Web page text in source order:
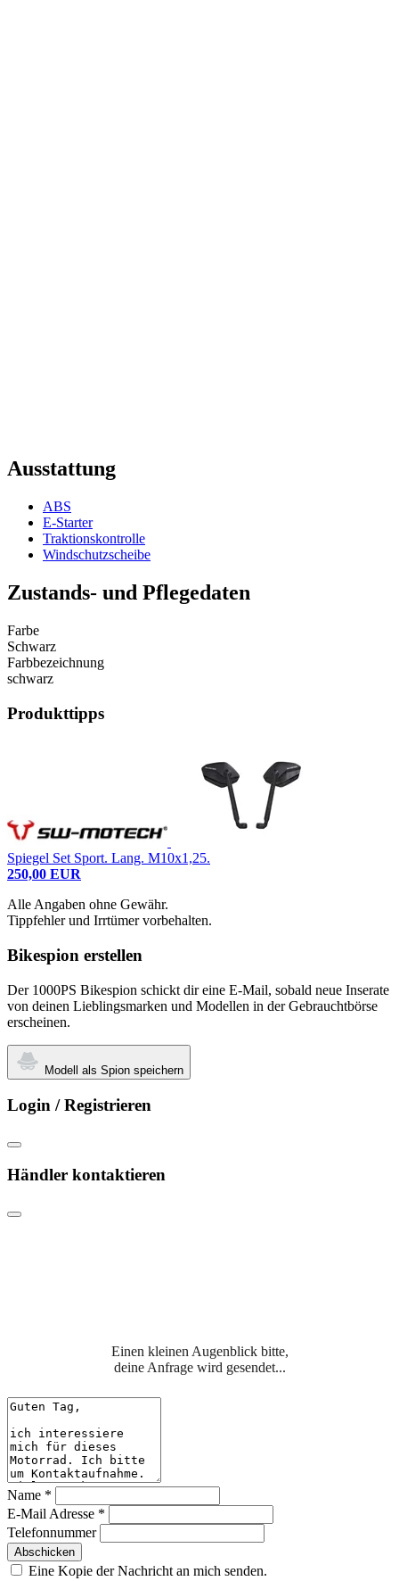
Ausstattung
ABS
E-Starter
Traktionskontrolle
Windschutzscheibe
Zustands- und Pflegedaten
Farbe
Schwarz
Farbbezeichnung
schwarz
Produkttipps
Spiegel Set Sport. Lang. M10x1,25.
250,00 EUR
Alle Angaben ohne Gewähr.
Tippfehler und Irrtümer vorbehalten.
Bikespion erstellen
Der 1000PS Bikespion schickt dir eine E-Mail, sobald neue Inserate
von deinen Lieblingsmarken und Modellen in der Gebrauchtbörse
erscheinen.
Modell als Spion speichern
Login / Registrieren
Händler kontaktieren
Einen kleinen Augenblick bitte,
deine Anfrage wird gesendet...
Name *
E-Mail Adresse *
Telefonnummer
Abschicken
Eine Kopie der Nachricht an mich senden.